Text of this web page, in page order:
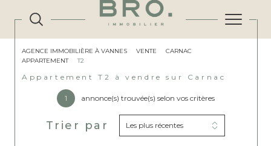
AGENCE IMMOBILIÈRE À VANNES VENTE
CARNAC
APPARTEMENT
T2
Appartement T2 à vendre sur Carnac
1 annonce(s) trouvée(s) selon vos critères
Trier par Les plus récentes